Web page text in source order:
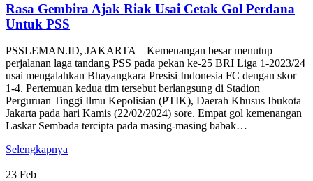
Rasa Gembira Ajak Riak Usai Cetak Gol Perdana
Untuk PSS
PSSLEMAN.ID, JAKARTA – Kemenangan besar menutup
perjalanan laga tandang PSS pada pekan ke-25 BRI Liga 1-2023/24
usai mengalahkan Bhayangkara Presisi Indonesia FC dengan skor
1-4. Pertemuan kedua tim tersebut berlangsung di Stadion
Perguruan Tinggi Ilmu Kepolisian (PTIK), Daerah Khusus Ibukota
Jakarta pada hari Kamis (22/02/2024) sore. Empat gol kemenangan
Laskar Sembada tercipta pada masing-masing babak…
Selengkapnya
23 Feb